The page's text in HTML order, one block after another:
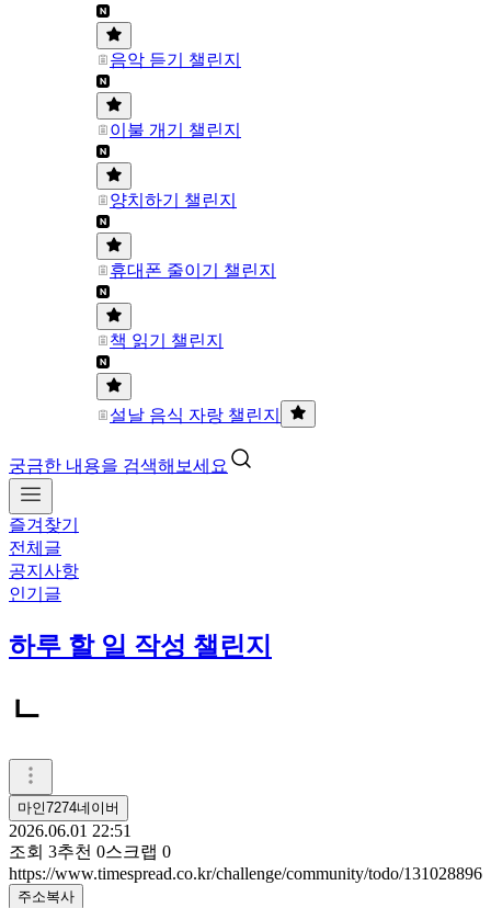
음악 듣기 챌린지
이불 개기 챌린지
양치하기 챌린지
휴대폰 줄이기 챌린지
책 읽기 챌린지
설날 음식 자랑 챌린지
궁금한 내용을 검색해보세요
즐겨찾기
전체글
공지사항
인기글
하루 할 일 작성 챌린지
ㄴ
마인7274네이버
2026.06.01 22:51
조회 3추천 0스크랩 0
https://www.timespread.co.kr/challenge/community/todo/131028896
주소복사